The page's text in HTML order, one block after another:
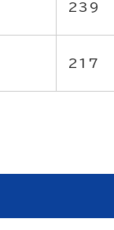
239
217